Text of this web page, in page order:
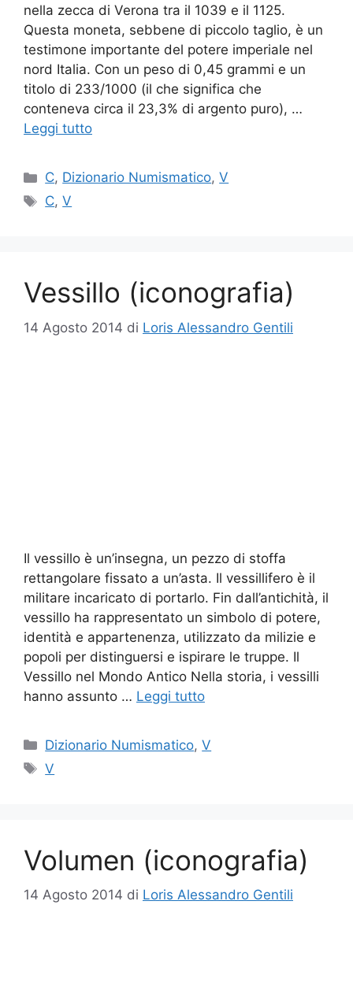
nella zecca di Verona tra il 1039 e il 1125.
Questa moneta, sebbene di piccolo taglio, è un
testimone importante del potere imperiale nel
nord Italia. Con un peso di 0,45 grammi e un
titolo di 233/1000 (il che significa che
conteneva circa il 23,3% di argento puro), …
Leggi tutto
Categorie
C, Dizionario Numismatico,V
Tag
C,V
Vessillo (iconografia)
14 Agosto 2014 di Loris Alessandro Gentili
Il vessillo è un’insegna, un pezzo di stoffa
rettangolare fissato a un’asta. Il vessillifero è il
militare incaricato di portarlo. Fin dall’antichità, il
vessillo ha rappresentato un simbolo di potere,
identità e appartenenza, utilizzato da milizie e
popoli per distinguersi e ispirare le truppe. Il
Vessillo nel Mondo Antico Nella storia, i vessilli
hanno assunto … Leggi tutto
Categorie
Dizionario Numismatico,V
Tag
V
Volumen (iconografia)
14 Agosto 2014 di Loris Alessandro Gentili